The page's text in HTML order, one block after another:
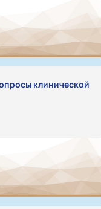
клинической